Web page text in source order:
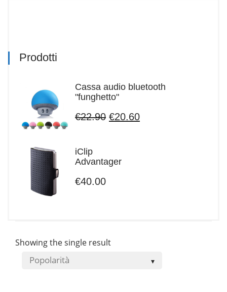
Prodotti
Cassa audio bluetooth
"funghetto"
€22.90 Il
€22.90.
€20.60Il
iClip
Advantager
€40.00
Showing the single result